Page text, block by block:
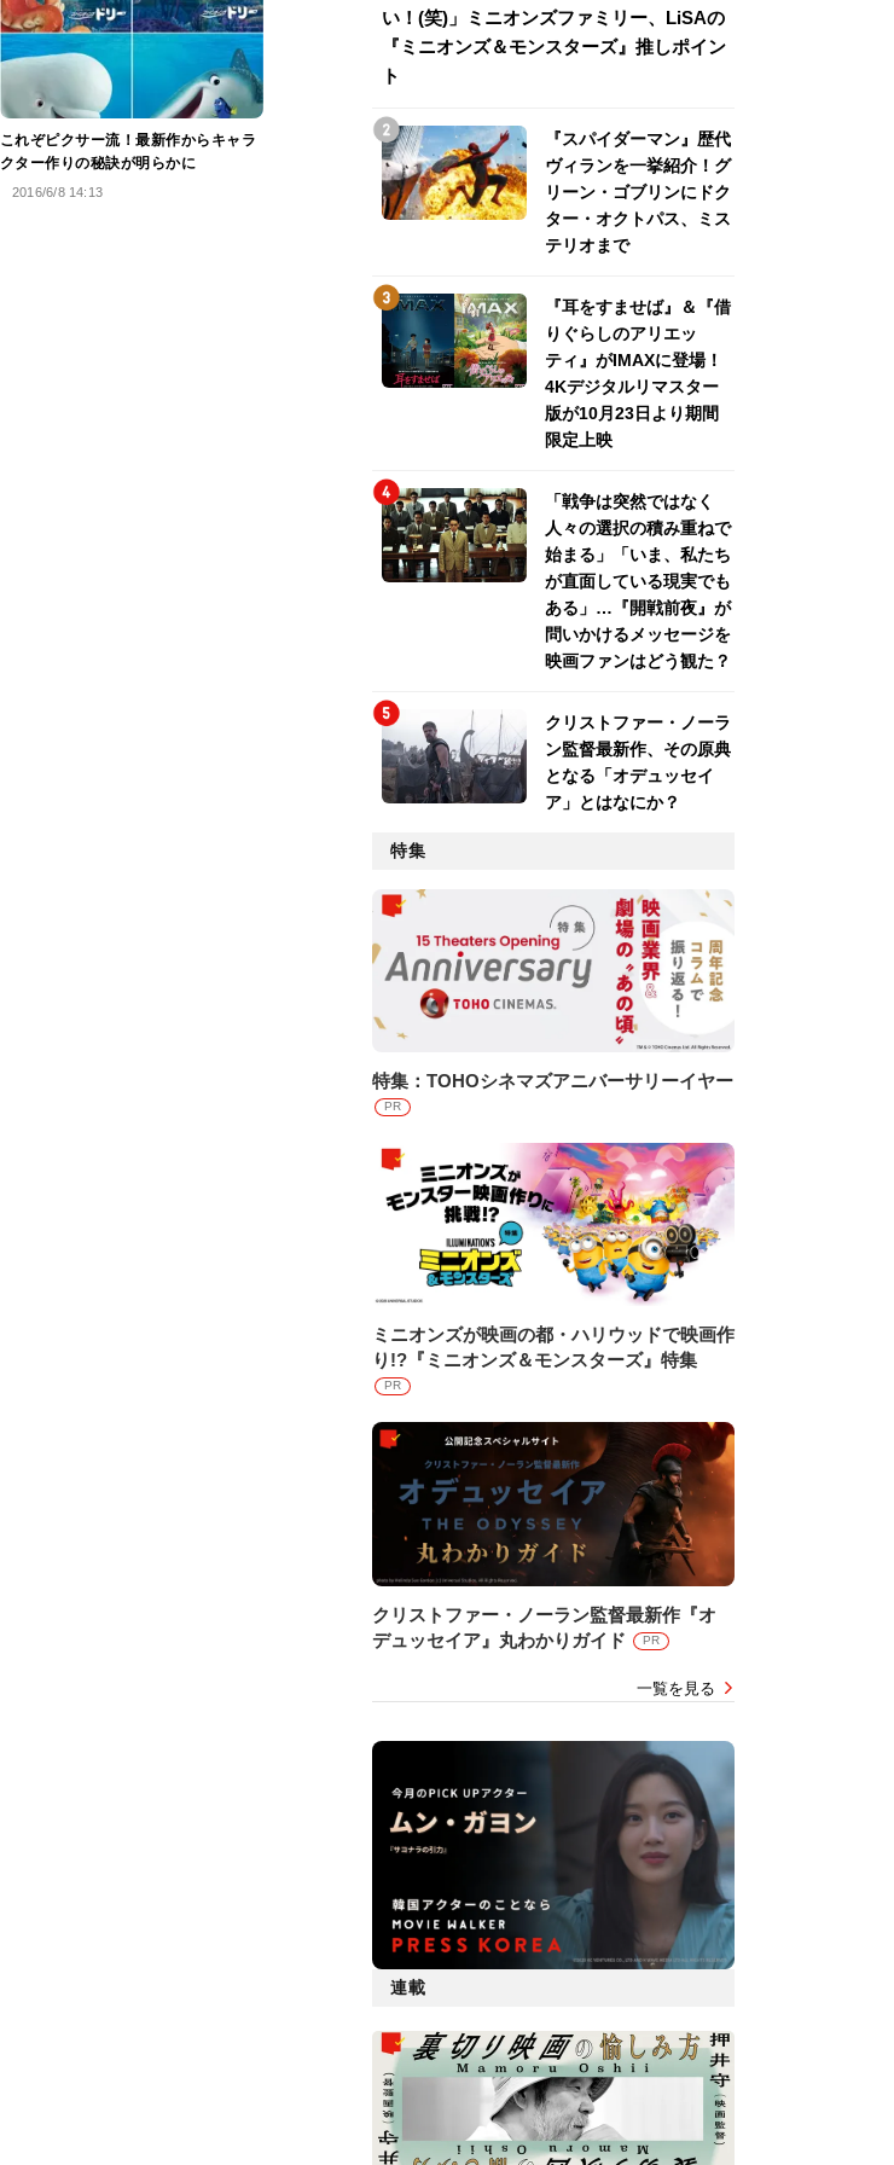
これぞピクサー流！最新作からキャラ
クター作りの秘訣が明らかに
2016/6/8 14:13
い！(笑)」ミニオンズファミリー、LiSAの
『ミニオンズ＆モンスターズ』推しポイン
ト
『スパイダーマン』歴代
ヴィランを一挙紹介！グ
リーン・ゴブリンにドク
ター・オクトパス、ミス
テリオまで
『耳をすませば』＆『借
りぐらしのアリエッ
ティ』がIMAXに登場！
4Kデジタルリマスター
版が10月23日より期間
限定上映
「戦争は突然ではなく
人々の選択の積み重ねで
始まる」「いま、私たち
が直面している現実でも
ある」…『開戦前夜』が
問いかけるメッセージを
映画ファンはどう観た？
クリストファー・ノーラ
ン監督最新作、その原典
となる「オデュッセイ
ア」とはなにか？
特集
特集：TOHOシネマズアニバーサリーイヤー
PR
ミニオンズが映画の都・ハリウッドで映画作
り!?『ミニオンズ＆モンスターズ』特集
PR
クリストファー・ノーラン監督最新作『オ
デュッセイア』丸わかりガイド
PR
一覧を見る
連載